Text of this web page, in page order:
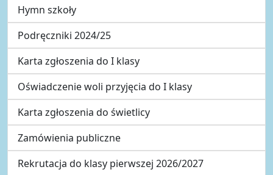
Hymn szkoły
Podręczniki 2024/25
Karta zgłoszenia do I klasy
Oświadczenie woli przyjęcia do I klasy
Karta zgłoszenia do świetlicy
Zamówienia publiczne
Rekrutacja do klasy pierwszej 2026/2027